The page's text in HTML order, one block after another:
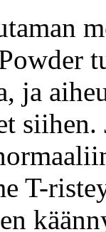
ja
T-